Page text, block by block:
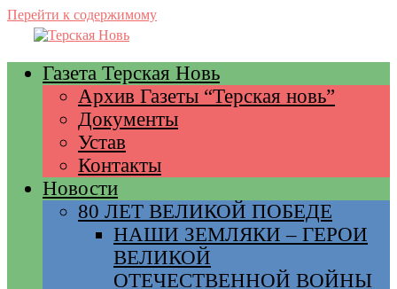
Перейти к содержимому
Газета Терская Новь
Архив Газеты “Терская новь”
Документы
Устав
Контакты
Новости
80 ЛЕТ ВЕЛИКОЙ ПОБЕДЕ
НАШИ ЗЕМЛЯКИ – ГЕРОИ
ВЕЛИКОЙ
ОТЕЧЕСТВЕННОЙ ВОЙНЫ